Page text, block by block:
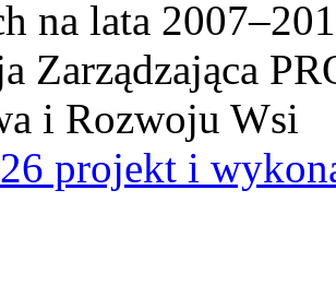
na lata
Zarządzająca
i Rozwoju Wsi
projekt i